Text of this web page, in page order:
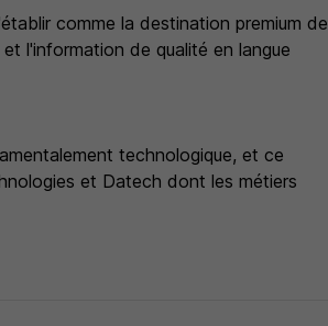
comme la destination premium de
l'information de qualité en langue
technologique, et ce
et Datech dont les métiers